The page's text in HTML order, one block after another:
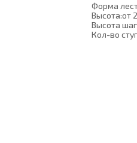
Форма
Высота:от
Высота
Кол-во